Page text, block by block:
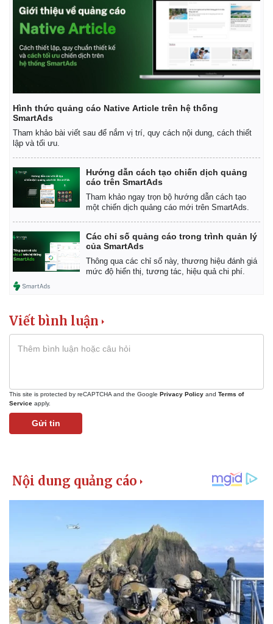
Hình thức quảng cáo Native Article trên hệ thống
SmartAds
Tham khảo bài viết sau để nắm vị trí, quy cách nội dung, cách thiết
lập và tối ưu.
Hướng dẫn cách tạo chiến dịch quảng
cáo trên SmartAds
Tham khảo ngay trọn bộ hướng dẫn cách tạo
một chiến dịch quảng cáo mới trên SmartAds.
Các chỉ số quảng cáo trong trình quản lý
của SmartAds
Thông qua các chỉ số này, thương hiệu đánh giá
mức độ hiển thị, tương tác, hiệu quả chi phí.
Viết bình luận
This site is protected by reCAPTCHA and the Google Privacy Policy and Terms of
Service apply.
Gửi tin